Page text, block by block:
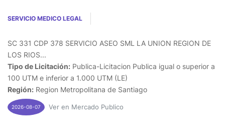
SERVICIO MEDICO LEGAL
SC 331 CDP 378 SERVICIO ASEO SML LA UNION REGION DE
LOS RIOS...
Tipo de Licitación: Publica-Licitacion Publica igual o superior a
100 UTM e inferior a 1.000 UTM (LE)
Región: Region Metropolitana de Santiago
2026-08-07 Ver en Mercado Publico